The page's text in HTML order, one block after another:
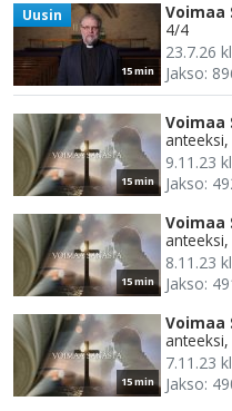
15 min
Uusin Voimaa
4/4
23.7.26
Jakso:
15 min
Voimaa
9.11.23
Jakso:
15 min
Voimaa
8.11.23
Jakso:
15 min
Voimaa
7.11.23
Jakso: